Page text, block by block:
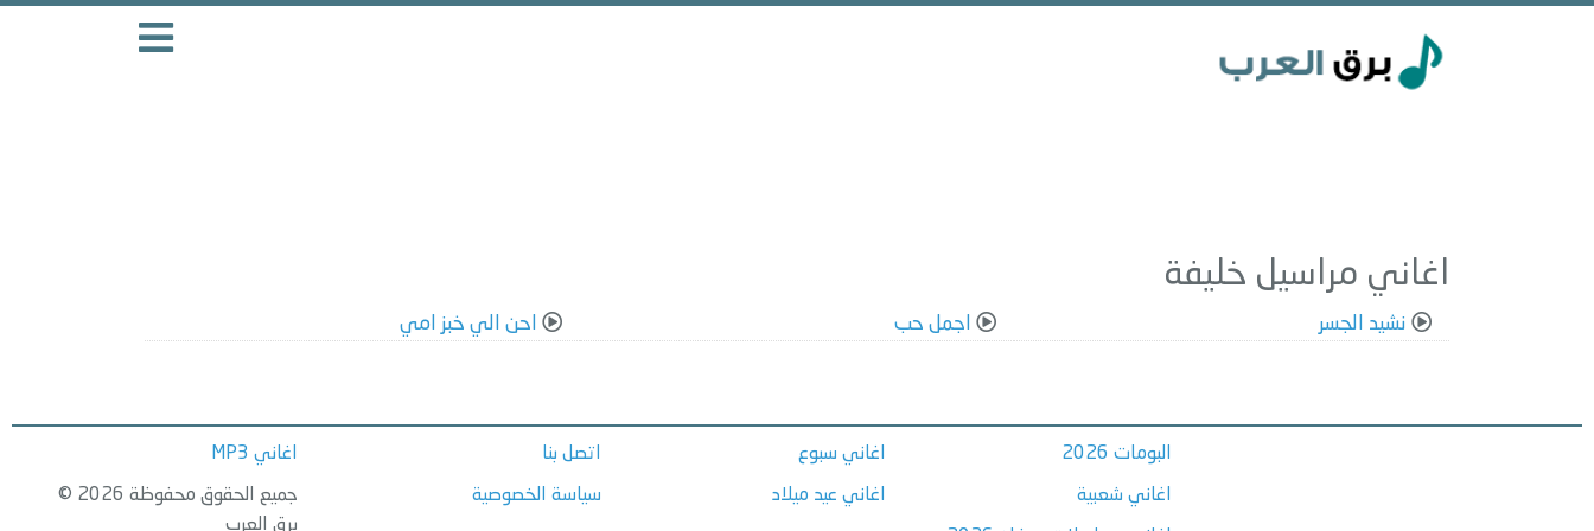
اغاني مراسيل خليفة
نشيد الجسر اجمل حب احن الي خبز امي
البومات 2026
اغاني شعبية
اغاني سبوع
اغاني عيد ميلاد
اتصل بنا
سياسة الخصوصية
اغاني MP3
جميع الحقوق محفوظة 2026 ©
برق العرب